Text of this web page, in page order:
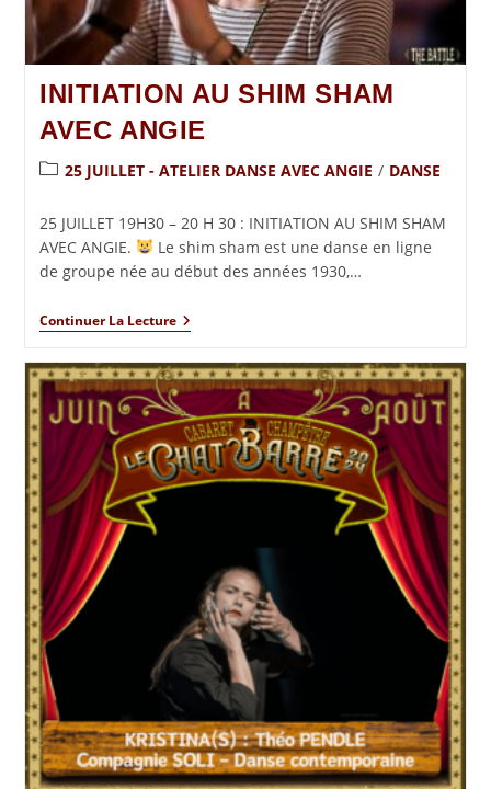
INITIATION AU SHIM SHAM
AVEC ANGIE
25 JUILLET - ATELIER DANSE AVEC ANGIE / DANSE
25 JUILLET 19H30 – 20 H 30 : INITIATION AU SHIM SHAM
AVEC ANGIE.
Le shim sham est une danse en ligne
de groupe née au début des années 1930,…
Continuer La Lecture